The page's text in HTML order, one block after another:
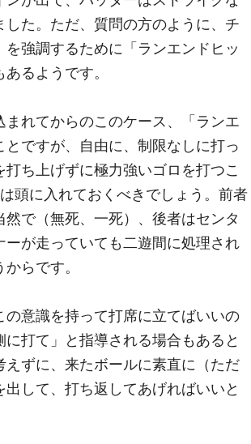
た。ただ、質問の方のように、チ
強調するために「ランエンドヒッ
るようです。
れてからのこのケース、「ランエ
ですが、自由に、制限なしに打っ
ち上げずに極力強いゴロを打つこ
頭に入れておくべきでしょう。前者
で（無死、一死）、後者はセンタ
が走っていても二遊間に処理され
らです。
意識を持って打席に立てばいいの
打て」と指導される場合もあると
ずに、来たボールに素直に（ただ
して、打ち返してあげればいいと